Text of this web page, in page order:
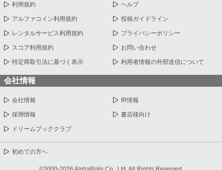
利用規約 ヘルプ
アルファコイン利用規約 投稿ガイドライン
レンタルサービス利用規約 プライバシーポリシー
スコア利用規約 お問い合わせ
特定商取引法に基づく表示 利用者情報の外部送信について
会社情報
会社情報 IR情報
採用情報 書店様向け
ドリームブッククラブ
初めての方へ